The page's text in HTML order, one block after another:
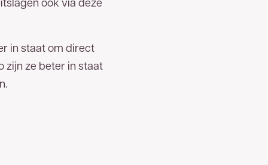
in staat om direct
zijn ze beter in staat